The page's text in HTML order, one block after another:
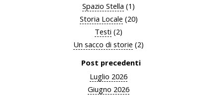
Spazio Stella (1)
Storia Locale (20)
Testi (2)
Un sacco di storie (2)
Post precedenti
Luglio 2026
Giugno 2026